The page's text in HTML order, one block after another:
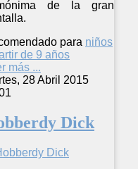
de la gran
para niños
de 9 años
más ...
28 Abril 2015
Dick